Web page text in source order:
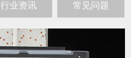
行业资讯 常见问题